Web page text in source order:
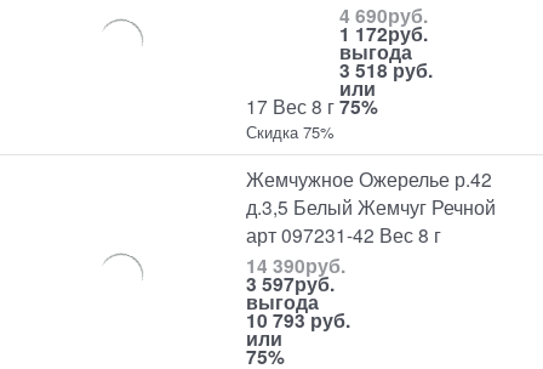
17 Вес 8 г
4 690руб.
1 172руб.
выгода
3 518 руб.
или
75%
Скидка 75%
Жемчужное Ожерелье р.42
д.3,5 Белый Жемчуг Речной
арт 097231-42 Вес 8 г
14 390руб.
3 597руб.
выгода
10 793 руб.
или
75%